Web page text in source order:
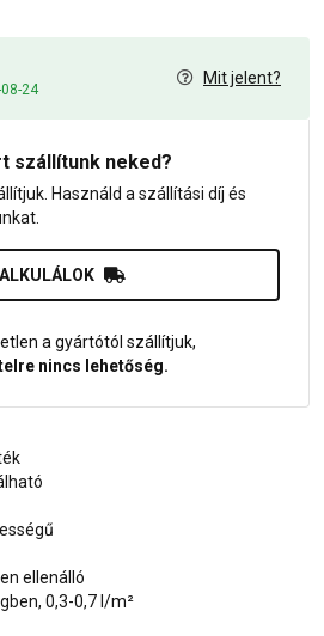
24
Mit jelent?
szállítunk neked?
Használd a szállítási díj és
a gyártótól szállítjuk,
nincs lehetőség.
ellenálló
0,3-0,7 l/m²